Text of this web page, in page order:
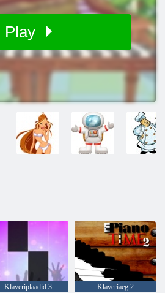
Play
Klaveriplaadid 3 Klaveriaeg 2